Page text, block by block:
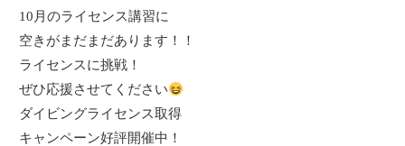
10月のライセンス講習に
空きがまだまだあります！！
ライセンスに挑戦！
ぜひ応援させてください
ダイビングライセンス取得
キャンペーン好評開催中！